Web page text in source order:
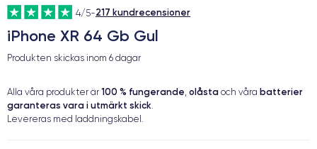
4/5-217 kundrecensioner
iPhone XR 64 Gb Gul
Produkten skickas inom 6 dagar
Alla våra produkter är 100 % fungerande, olåsta och våra batterier
garanteras vara i utmärkt skick.
Levereras med laddningskabel.